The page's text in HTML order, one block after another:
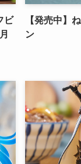
ビ
【発売中】
ン